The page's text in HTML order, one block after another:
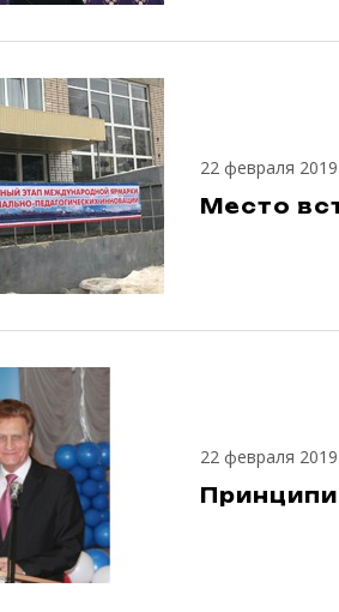
22 февраля 2019
Место
22 февраля 2019